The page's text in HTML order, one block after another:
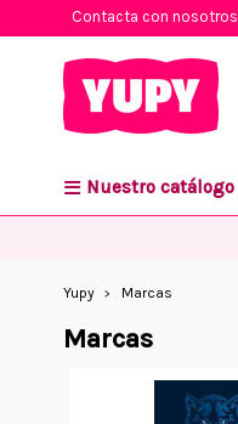
Contacta con nosotros
Nuestro catálogo
Yupy Marcas
Marcas